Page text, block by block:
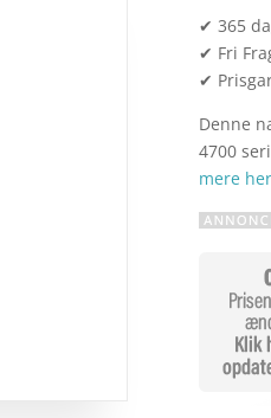
✔ 365
✔ Fri
✔
Denne
4700
mere her